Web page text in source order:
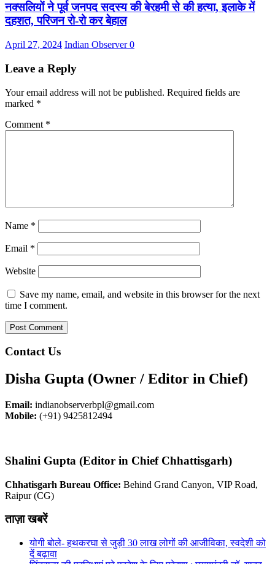
नक्सलियों ने पूर्व जनपद सदस्य की बेरहमी से की हत्या, इलाके में
दहशत, परिजन रो-रो कर बेहाल
April 27, 2024 Indian Observer0
Leave a Reply
Your email address will not be published. Required fields are
marked *
Comment *
Name *
Email *
Website
Save my name, email, and website in this browser for the next
time I comment.
Contact Us
Disha Gupta (Owner / Editor in Chief)
Email: indianobserverbpl@gmail.com
Mobile: (+91) 9425812494
Shalini Gupta (Editor in Chief Chhattisgarh)
Chhatisgarh Bureau Office: Behind Grand Canyon, VIP Road,
Raipur (CG)
ताज़ा खबरें
योगी बोले- हथकरघा से जुड़ी 30 लाख लोगों की आजीविका, स्वदेशी को
दें बढ़ावा